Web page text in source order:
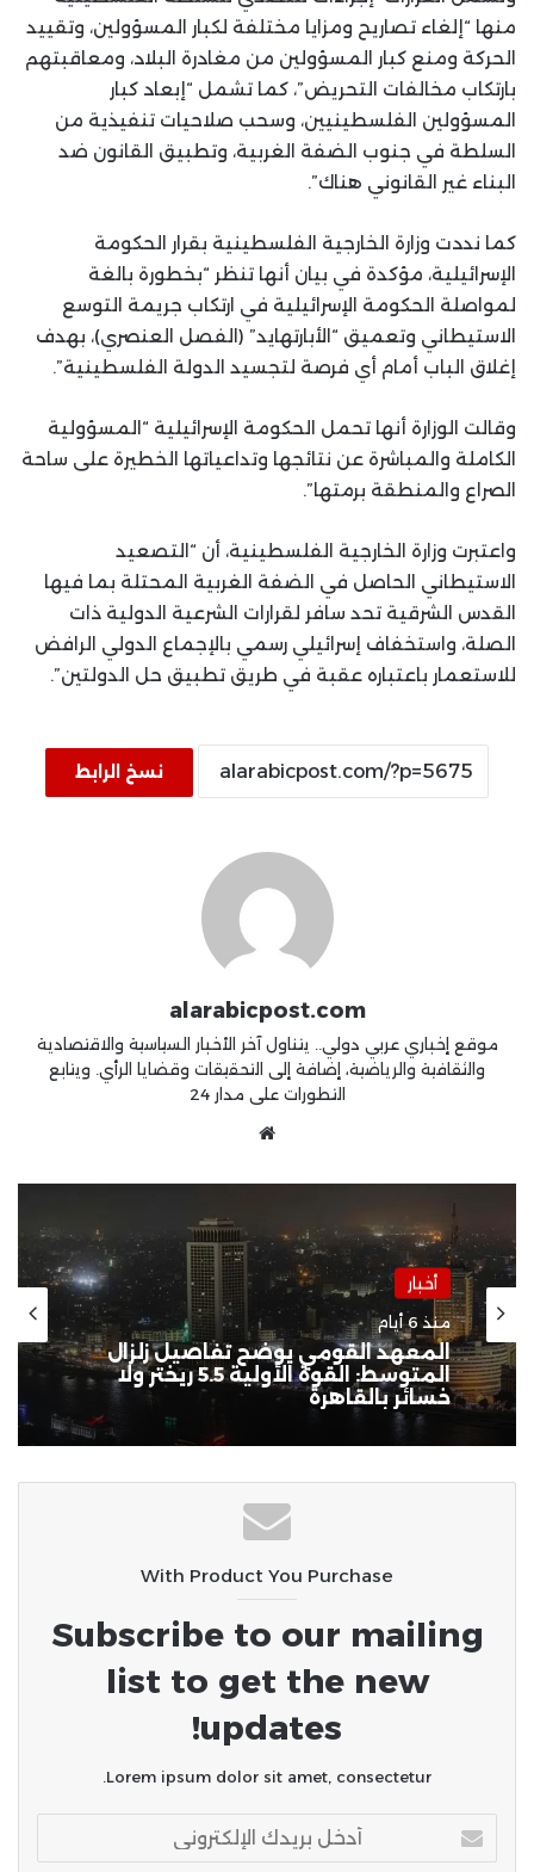
منها “إلغاء تصاريح ومزايا مختلفة لكبار المسؤولين، وتقييد
الحركة ومنع كبار المسؤولين من مغادرة البلاد، ومعاقبتهم
بارتكاب مخالفات التحريض”، كما تشمل “إبعاد كبار
المسؤولين الفلسطينيين، وسحب صلاحيات تنفيذية من
السلطة في جنوب الضفة الغربية، وتطبيق القانون ضد
البناء غير القانوني هناك”.
كما نددت وزارة الخارجية الفلسطينية بقرار الحكومة
الإسرائيلية، مؤكدة في بيان أنها تنظر “بخطورة بالغة
لمواصلة الحكومة الإسرائيلية في ارتكاب جريمة التوسع
الاستيطاني وتعميق “الأبارتهايد” (الفصل العنصري)، بهدف
إغلاق الباب أمام أي فرصة لتجسيد الدولة الفلسطينية”.
وقالت الوزارة أنها تحمل الحكومة الإسرائيلية “المسؤولية
الكاملة والمباشرة عن نتائجها وتداعياتها الخطيرة على ساحة
الصراع والمنطقة برمتها”.
واعتبرت وزارة الخارجية الفلسطينية، أن “التصعيد
الاستيطاني الحاصل في الضفة الغربية المحتلة بما فيها
القدس الشرقية تحد سافر لقرارات الشرعية الدولية ذات
الصلة، واستخفاف إسرائيلي رسمي بالإجماع الدولي الرافض
للاستعمار باعتباره عقبة في طريق تطبيق حل الدولتين”.
نسخ الرابط
alarabicpost.com
موقع إخباري عربي دولي.. يتناول آخر الأخبار السياسية والاقتصادية
والثقافية والرياضية، إضافة إلى التحقيقات وقضايا الرأي. ويتابع
التطورات على مدار 24
أخبار
منذ 6 أيام
المعهد القومي يوضح تفاصيل زلزال
أخبار
منذ أسبوعين
جيش الاحتلال يواصل الاعتداءات
بالضفة المحتلة ويرتكب مجزرة في
“تل” وحملات اعتقال واقتحامات
واسعة طالت 80 فلسطينياً
With Product You Purchase
Subscribe to our mailing
list to get the new
updates!
Lorem ipsum dolor sit amet, consectetur.
بريدك